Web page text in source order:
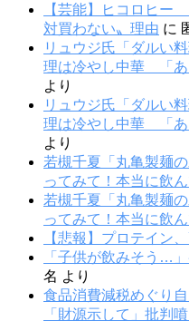
【芸能】ヒコロヒー
対買わない〟理由 に
リュウジ氏「ダルい
理は冷やし中華 「あ
より
リュウジ氏「ダルい
理は冷やし中華 「あ
より
若槻千夏「丸亀製麺
ってみて！本当に飲ん
若槻千夏「丸亀製麺
ってみて！本当に飲ん
【悲報】プロテイン
「子供が飲みそう…
名 より
食品消費減税めぐり
「財源示して」批判